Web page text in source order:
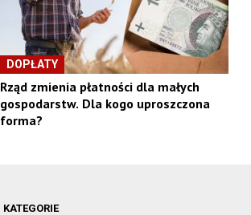
DOPŁATY
Rząd zmienia płatności dla małych
gospodarstw. Dla kogo uproszczona
forma?
KATEGORIE